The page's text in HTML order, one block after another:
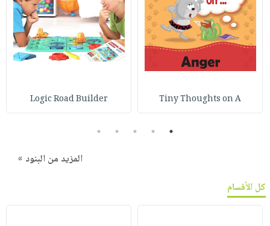
Tiny Thoughts on A
Logic Road Builder
1
2
3
4
5
المزيد من البنود »
كل الأقسام